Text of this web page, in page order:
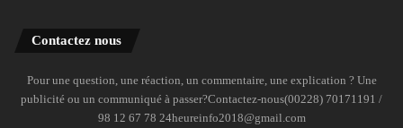
Contactez nous
Pour une question, une réaction, un commentaire, une explication ? Une
publicité ou un communiqué à passer?Contactez-nous(00228) 70171191 /
98 12 67 78 24heureinfo2018@gmail.com